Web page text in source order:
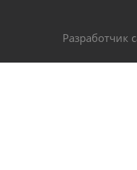
Разработчик